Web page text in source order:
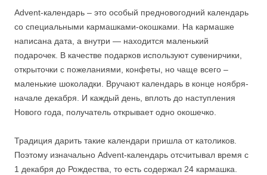
Advent-календарь – это особый предновогодний календарь
со специальными кармашками-окошками. На кармашке
написана дата, а внутри — находится маленький
подарочек. В качестве подарков используют сувенирчики,
открыточки с пожеланиями, конфеты, но чаще всего –
маленькие шоколадки. Вручают календарь в конце ноября-
начале декабря. И каждый день, вплоть до наступления
Нового года, получатель открывает одно окошечко.
Традиция дарить такие календари пришла от католиков.
Поэтому изначально Advent-календарь отсчитывал время с
1 декабря до Рождества, то есть содержал 24 кармашка.